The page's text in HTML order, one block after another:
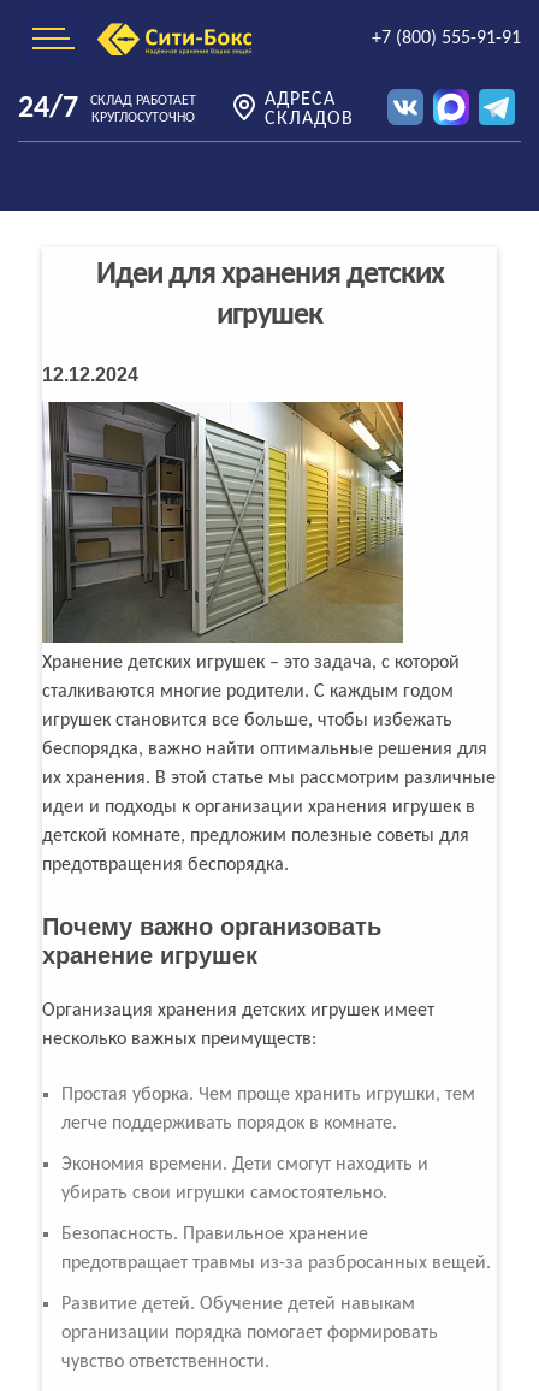
+7 (800) 555-91-91
24/7
СКЛАД РАБОТАЕТ
КРУГЛОСУТОЧНО
АДРЕСА
СКЛАДОВ
Идеи для хранения детских
игрушек
12.12.2024
Хранение детских игрушек – это задача, с которой
сталкиваются многие родители. С каждым годом
игрушек становится все больше, чтобы избежать
беспорядка, важно найти оптимальные решения для
их хранения. В этой статье мы рассмотрим различные
идеи и подходы к организации хранения игрушек в
детской комнате, предложим полезные советы для
предотвращения беспорядка.
Почему важно организовать
хранение игрушек
Организация хранения детских игрушек имеет
несколько важных преимуществ:
Простая уборка. Чем проще хранить игрушки, тем
легче поддерживать порядок в комнате.
Экономия времени. Дети смогут находить и
убирать свои игрушки самостоятельно.
Безопасность. Правильное хранение
предотвращает травмы из-за разбросанных вещей.
Развитие детей. Обучение детей навыкам
организации порядка помогает формировать
чувство ответственности.